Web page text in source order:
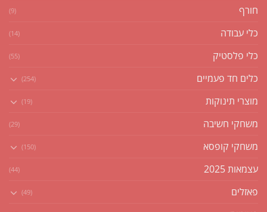
חורף (9)
כלי עבודה (14)
כלי פלסטיק (55)
כלים חד פעמיים (254)
מוצרי תינוקות (19)
משחקי חשיבה (29)
משחקי קופסא (150)
עצמאות 2025 (44)
פאזלים (49)